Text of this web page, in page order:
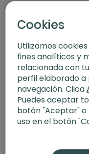
Cookies
Utilizamos
fines analíticos y
relacionada con
perfil elaborado
navegación. Clica
Puedes aceptar
botón "Aceptar"
uso en el botón